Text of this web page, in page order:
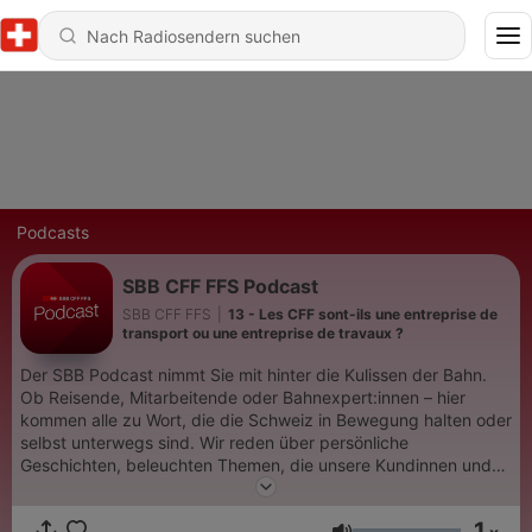
Podcasts
SBB CFF FFS Podcast
SBB CFF FFS
13 - Les CFF sont-ils une entreprise de
transport ou une entreprise de travaux ?
Der SBB Podcast nimmt Sie mit hinter die Kulissen der Bahn.
Ob Reisende, Mitarbeitende oder Bahnexpert:innen – hier
kommen alle zu Wort, die die Schweiz in Bewegung halten oder
selbst unterwegs sind. Wir reden über persönliche
Geschichten, beleuchten Themen, die unsere Kundinnen und
Kunden beschäftigen und teilen nützliches Bahnwissen. Ein